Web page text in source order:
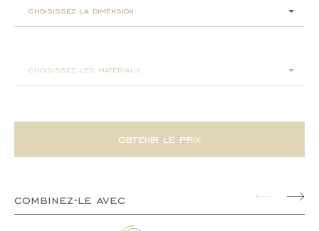
choisissez la dimension:
choisissez les matériaux:
obtenir le prix
combinez-le avec